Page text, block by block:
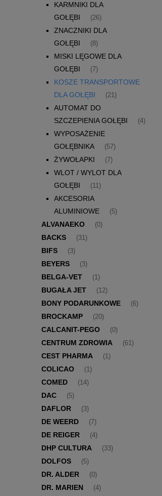
KARMNIKI DLA
GOŁĘBI
(26)
ZNACZNIKI DLA
GOŁĘBI
(8)
MISKI LĘGOWE DLA
GOŁĘBI
(7)
KOSZE TRANSPORTOWE
DLA GOŁĘBI
(21)
AUTOMAT DO
SZCZEPIENIA GOŁĘBI
(4)
WYPOSAŻENIE
GOŁĘBNIKA
(57)
ŻYWOŁAPKI (7)
WLOT / WYLOT DLA
GOŁĘBI
(11)
AKCESORIA
ALUMINIOWE
(5)
ALVANAEKO (0)
BACKS (31)
BIFS (3)
BEYERS (3)
BELGA-VET (1)
BUGAŁA JET (12)
BONY PODARUNKOWE (6)
BROCKAMP (20)
CALCANIT-PEGO (0)
CENTRUM ZDROWIA (61)
CEST PHARMA (1)
COLICAO (1)
COMED (14)
DAC (5)
DAFLOR (3)
DE WEERD (7)
DE REIGER (4)
DHP CULTURA (33)
DOLFOS (5)
DR. ALDER (0)
DR. MARIEN (4)